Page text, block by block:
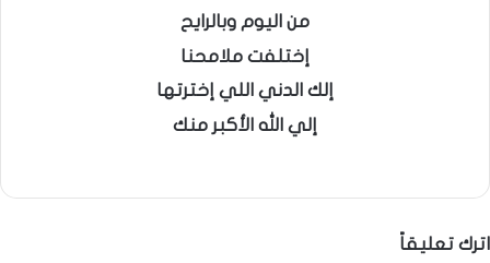
من اليوم وبالرايح
إختلفت ملامحنا
إلك الدني اللي إخترتها
إلي الله الأكبر منك
اترك تعليقاً